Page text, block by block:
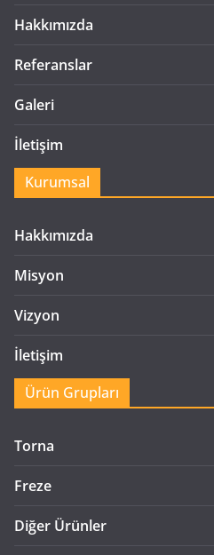
Hakkımızda
Referanslar
Galeri
İletişim
Kurumsal
Hakkımızda
Misyon
Vizyon
İletişim
Ürün Grupları
Torna
Freze
Diğer Ürünler